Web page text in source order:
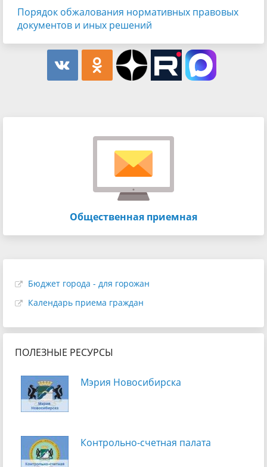
Порядок обжалования нормативных правовых
документов и иных решений
Общественная приемная
Бюджет города - для горожан
Календарь приема граждан
ПОЛЕЗНЫЕ РЕСУРСЫ
Мэрия Новосибирска
Контрольно-счетная палата